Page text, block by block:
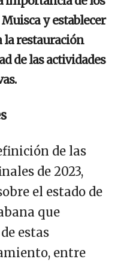
y establecer
la restauración
de las actividades
de las
de 2023,
el estado de
que
estas
entre